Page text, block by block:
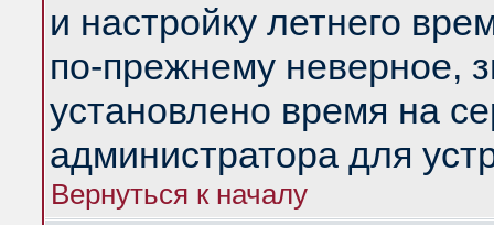
и настройку летнего
по-прежнему неверное,
установлено время на
администратора для
Вернуться к началу